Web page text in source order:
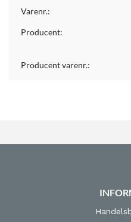
Varenr.:
Producent:
Producent varenr.: